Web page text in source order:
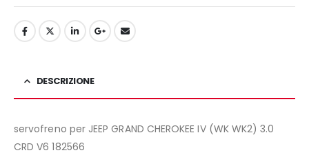
DESCRIZIONE
servofreno per JEEP GRAND CHEROKEE IV (WK WK2) 3.0
CRD V6 182566